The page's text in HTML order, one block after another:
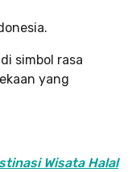
simbol rasa
yang
Wisata Halal